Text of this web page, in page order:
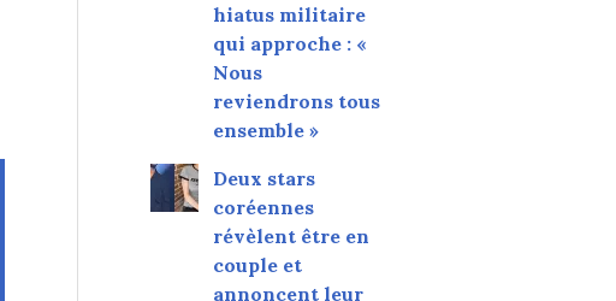
hiatus militaire
qui approche : «
Nous
reviendrons tous
ensemble »
Deux stars
coréennes
révèlent être en
couple et
annoncent leur